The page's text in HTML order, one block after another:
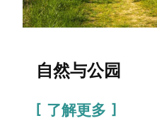
自然与公园
了解更多